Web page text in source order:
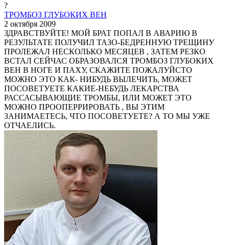
?
ТРОМБОЗ ГЛУБОКИХ ВЕН
2 октября 2009
ЗДРАВСТВУЙТЕ! МОЙ БРАТ ПОПАЛ В АВАРИЮ В
РЕЗУЛЬТАТЕ ПОЛУЧИЛ ТАЗО-БЕДРЕННУЮ ТРЕЩИНУ
ПРОЛЕЖАЛ НЕСКОЛЬКО МЕСЯЦЕВ , ЗАТЕМ РЕЗКО
ВСТАЛ СЕЙЧАС ОБРАЗОВАЛСЯ ТРОМБОЗ ГЛУБОКИХ
ВЕН В НОГЕ И ПАХУ, СКАЖИТЕ ПОЖАЛУЙСТО
МОЖНО ЭТО КАК- НИБУДЬ ВЫЛЕЧИТЬ, МОЖЕТ
ПОСОВЕТУЕТЕ КАКИЕ-НЕБУДЬ ЛЕКАРСТВА
РАССАСЫВАЮЩИЕ ТРОМБЫ, ИЛИ МОЖЕТ ЭТО
МОЖНО ПРООПЕРРИРОВАТЬ , ВЫ ЭТИМ
ЗАНИМАЕТЕСЬ, ЧТО ПОСОВЕТУЕТЕ? А ТО МЫ УЖЕ
ОТЧАЕЛИСЬ.